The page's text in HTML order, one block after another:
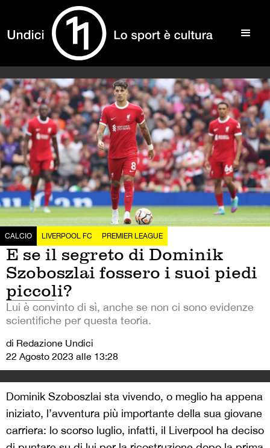
CALCIO LIVERPOOL FC PREMIER LEAGUE
E se il segreto di Dominik
Szoboszlai fossero i suoi piedi
piccoli?
Lui è convinto di sì, anche se non ci sono evidenze
scientifiche per questa teoria.
di Redazione Undici
22 Agosto 2023 alle 13:28
Dominik Szoboszlai sta vivendo, o meglio ha appena
iniziato, l’avventura più importante della sua giovane
carriera: lo scorso luglio, infatti, il Liverpool ha deciso